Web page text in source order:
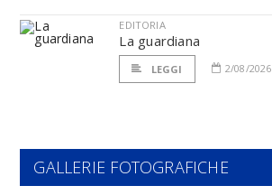
EDITORIA
La guardiana
LEGGI 2/08/2026
GALLERIE FOTOGRAFICHE